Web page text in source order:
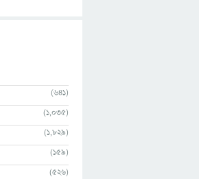
(641)
(1,035)
(1,829)
(159)
(526)